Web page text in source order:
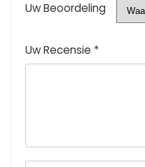
Uw Beoordeling
Uw Recensie *